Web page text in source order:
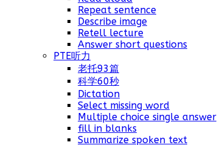
Repeat sentence
Describe image
Retell lecture
Answer short questions
PTE听力
老托93篇
科学60秒
Dictation
Select missing word
Multiple choice single answer
fill in blanks
Summarize spoken text